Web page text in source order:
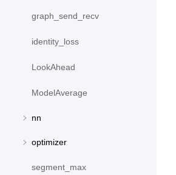
graph_send_recv
identity_loss
LookAhead
ModelAverage
nn
optimizer
segment_max